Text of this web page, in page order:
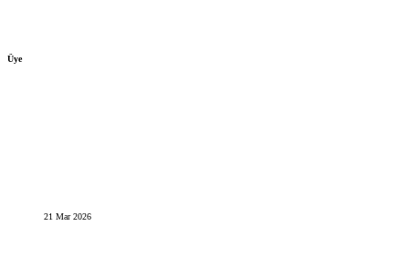
Üye
21 Mar 2026